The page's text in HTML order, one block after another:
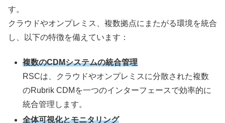
す。
クラウドやオンプレミス、複数拠点にまたがる環境を統合
し、以下の特徴を備えています：
複数のCDMシステムの統合管理
RSCは、クラウドやオンプレミスに分散された複数
のRubrik CDMを一つのインターフェースで効率的に
統合管理します。
全体可視化とモニタリング